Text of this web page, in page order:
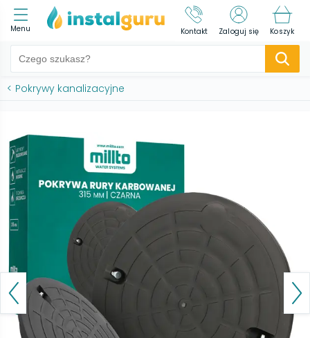
Menu Kontakt Zaloguj się Koszyk
< Pokrywy kanalizacyjne